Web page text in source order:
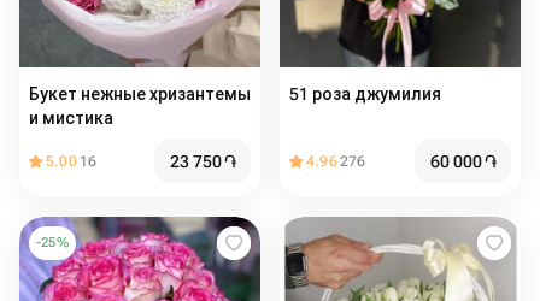
Букет нежные хризантемы
и мистика
5.00 16 23 750֏
51 роза джумилия️
4.96276 60 000֏
-25%